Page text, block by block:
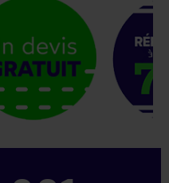
keyboard_arrow_right